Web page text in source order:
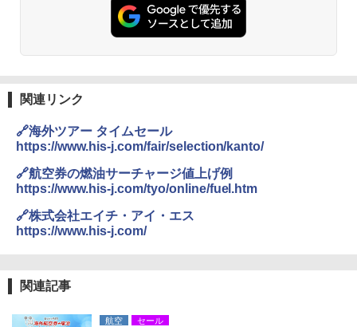
￥2,980
付き ヒグマ・イノシシ対策 自治体・教育機
関の購入実績 登山・キャンプ・アウトドア・
防災用品 長期保存可能 緊急時用 日本国内発
￥3,680
関連リンク
🔗海外ツアー タイムセール
https://www.his-j.com/fair/selection/kanto/
🔗航空券の燃油サーチャージ値上げ例
https://www.his-j.com/tyo/online/fuel.htm
🔗株式会社エイチ・アイ・エス
https://www.his-j.com/
関連記事
航空 セール